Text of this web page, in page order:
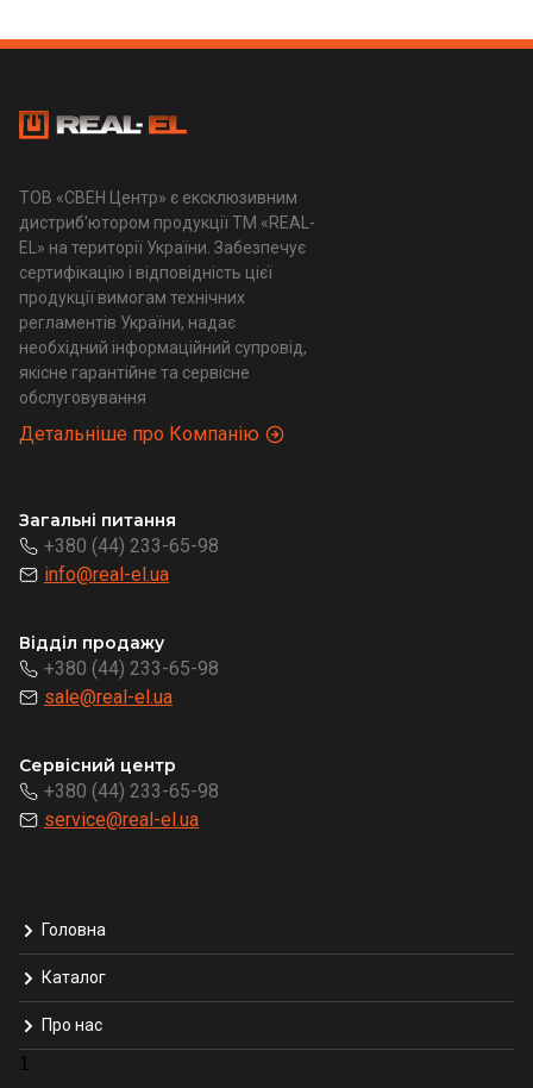
ТОВ «СВЕН Центр» є ексклюзивним
дистриб'ютором продукції ТМ «REAL-
EL» на території України. Забезпечує
сертифікацію і відповідність цієї
продукції вимогам технічних
регламентів України, надає
необхідний інформаційний супровід,
якісне гарантійне та сервісне
обслуговування
Детальніше про Компанію
Загальні питання
+380 (44) 233-65-98
info@real-el.ua
Відділ продажу
+380 (44) 233-65-98
sale@real-el.ua
Сервісний центр
+380 (44) 233-65-98
service@real-el.ua
Головна
Каталог
Про нас
1